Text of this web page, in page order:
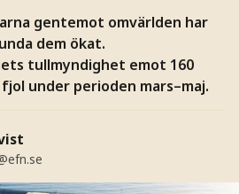
gentemot omvärlden har
dem ökat.
tullmyndighet emot 160
under perioden mars–maj.